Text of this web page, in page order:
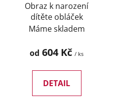
Obraz k narození
dítěte obláček
Máme skladem
od 604 Kč / ks
DETAIL